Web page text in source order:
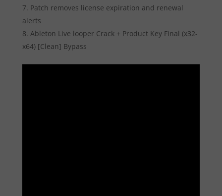
Patch removes license expiration and renewal
alerts
Ableton Live looper Crack + Product Key Final (x32-
x64) [Clean] Bypass